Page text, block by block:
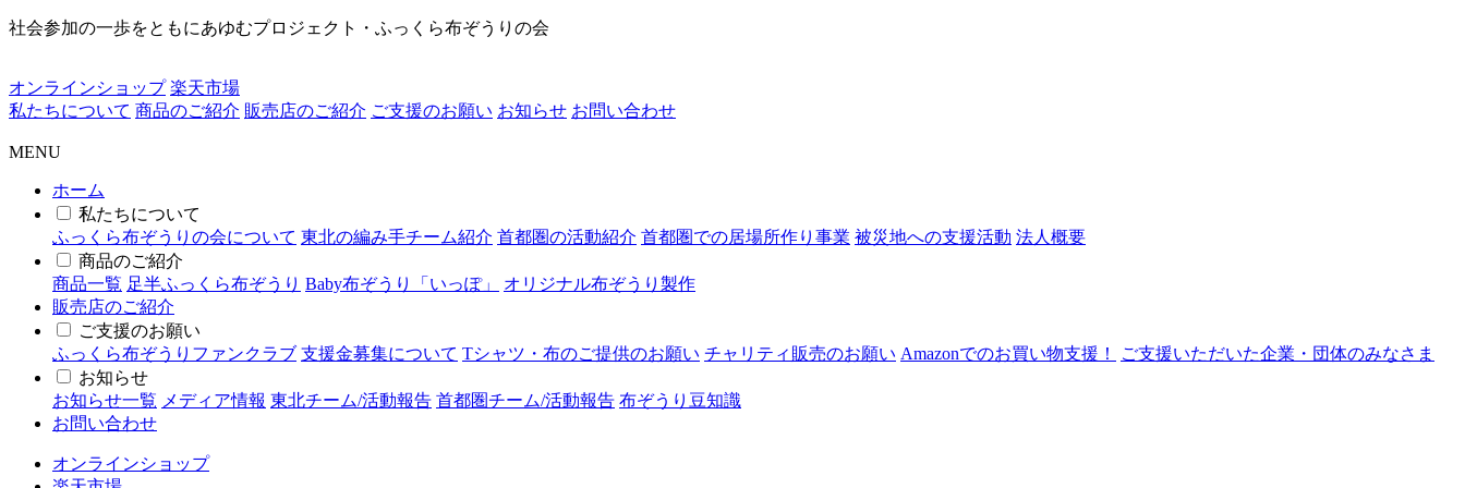
社会参加の一歩をともにあゆむプロジェクト・ふっくら布ぞうりの会
オンラインショップ 楽天市場
私たちについて 商品のご紹介 販売店のご紹介 ご支援のお願い お知らせ お問い合わせ
MENU
ホーム
私たちについて
ふっくら布ぞうりの会について 東北の編み手チーム紹介 首都圏の活動紹介 首都圏での居場所作り事業 被災地への支援活動 法人概要
商品のご紹介
商品一覧 足半ふっくら布ぞうり Baby布ぞうり「いっぽ」
オリジナル布ぞうり製作
販売店のご紹介
ご支援のお願い
ふっくら布ぞうりファンクラブ 支援金募集について Tシャツ・布のご提供のお願い チャリティ販売のお願い Amazonでのお買い物支援！
ご支援いただいた企業・団体のみなさま
お知らせ
お知らせ一覧 メディア情報 東北チーム/活動報告 首都圏チーム/活動報告 布ぞうり豆知識
お問い合わせ
オンラインショップ